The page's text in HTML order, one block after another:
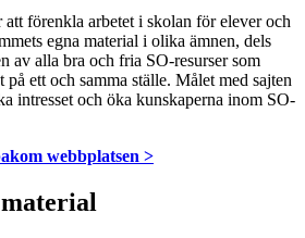
förenkla arbetet i skolan för elever och
egna material i olika ämnen, dels
av alla bra och fria SO-resurser som
ett och samma ställe. Målet med sajten
intresset och öka kunskaperna inom SO-
webbplatsen >